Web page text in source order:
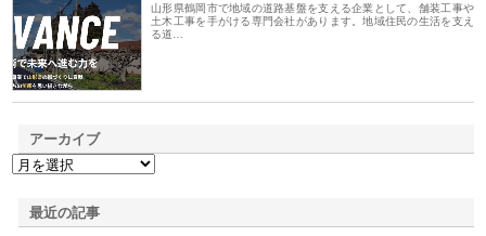
山形県鶴岡市で地域の道路基盤を支える企業として、舗装工事や
土木工事を手がける専門会社があります。地域住民の生活を支え
る道…
アーカイブ
最近の記事